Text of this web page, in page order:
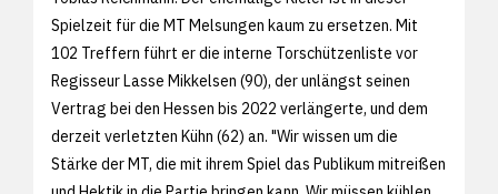
Spielzeit für die MT Melsungen kaum zu ersetzen. Mit
102 Treffern führt er die interne Torschützenliste vor
Regisseur Lasse Mikkelsen (90), der unlängst seinen
Vertrag bei den Hessen bis 2022 verlängerte, und dem
derzeit verletzten Kühn (62) an. "Wir wissen um die
Stärke der MT, die mit ihrem Spiel das Publikum mitreißen